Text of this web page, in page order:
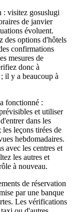
: visitez gosuslugi
de janvier
évoluent.
des options d'hôtels
confirmations
mesures de
donc à
il y a beaucoup à
fonctionné :
et utiliser
dans les
les leçons tirées de
hebdomadaires.
avec les centres et
les autres et
à nouveau.
de réservation
par une banque
Les vérifications